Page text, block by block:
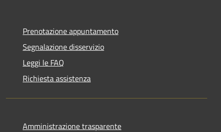
Prenotazione appuntamento
Segnalazione disservizio
Leggi le FAQ
Richiesta assistenza
Amministrazione trasparente